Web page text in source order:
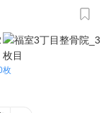
枚